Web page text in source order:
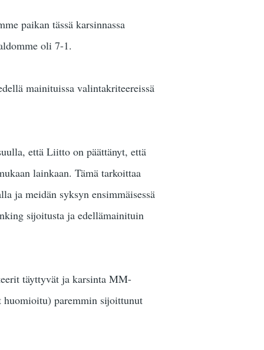
paikan tässä karsinnassa
oli 7-1.
mainituissa valintakriteereissä
että Liitto on päättänyt, että
lainkaan. Tämä tarkoittaa
ja meidän syksyn ensimmäisessä
sijoitusta ja edellämainituin
täyttyvät ja karsinta MM-
huomioitu) paremmin sijoittunut